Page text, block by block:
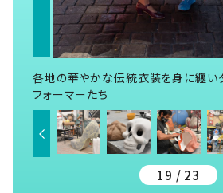
各地の華やかな伝統衣装を身に纏い
フォーマーたち
19 / 23